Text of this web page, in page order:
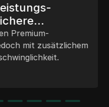
Premium-
mit zusätzlichem